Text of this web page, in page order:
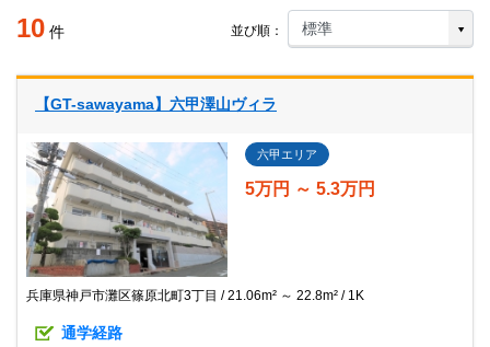
10 件 並び順：
【GT-sawayama】六甲澤山ヴィラ
六甲エリア
5万円 ～ 5.3万円
兵庫県神戸市灘区篠原北町3丁目 21.06m² ～ 22.8m² 1K
通学経路